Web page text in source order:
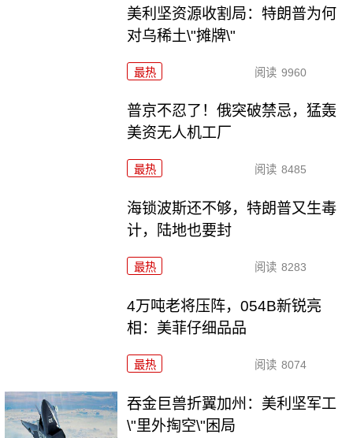
美利坚资源收割局：特朗普为何
对乌稀土\"摊牌\"
最热 阅读 9960
普京不忍了！俄突破禁忌，猛轰
美资无人机工厂
最热 阅读 8485
海锁波斯还不够，特朗普又生毒
计，陆地也要封
最热 阅读 8283
4万吨老将压阵，054B新锐亮
相：美菲仔细品品
最热 阅读 8074
吞金巨兽折翼加州：美利坚军工
\"里外掏空\"困局